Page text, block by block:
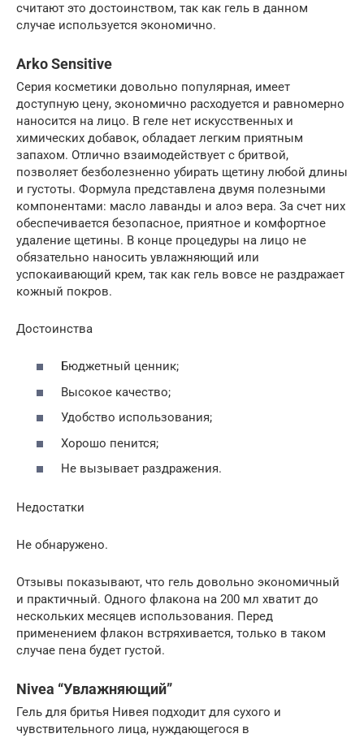
считают это достоинством, так как гель в данном
случае используется экономично.
Arko Sensitive
Серия косметики довольно популярная, имеет
доступную цену, экономично расходуется и равномерно
наносится на лицо. В геле нет искусственных и
химических добавок, обладает легким приятным
запахом. Отлично взаимодействует с бритвой,
позволяет безболезненно убирать щетину любой длины
и густоты. Формула представлена двумя полезными
компонентами: масло лаванды и алоэ вера. За счет них
обеспечивается безопасное, приятное и комфортное
удаление щетины. В конце процедуры на лицо не
обязательно наносить увлажняющий или
успокаивающий крем, так как гель вовсе не раздражает
кожный покров.
Достоинства
Бюджетный ценник;
Высокое качество;
Удобство использования;
Хорошо пенится;
Не вызывает раздражения.
Недостатки
Не обнаружено.
Отзывы показывают, что гель довольно экономичный
и практичный. Одного флакона на 200 мл хватит до
нескольких месяцев использования. Перед
применением флакон встряхивается, только в таком
случае пена будет густой.
Nivea “Увлажняющий”
Гель для бритья Нивея подходит для сухого и
чувствительного лица, нуждающегося в